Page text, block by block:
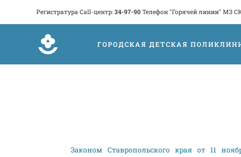
Регистратура Call-центр:34-97-90Телефон "Горячей линии" МЗ
ГОРОДСКАЯ ДЕТСКАЯ
Законом Ставропольского края от 11